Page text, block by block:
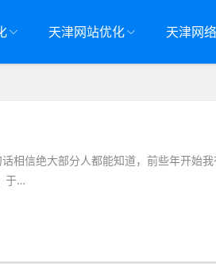
天津网站优化 天津网
相信绝大部分人都能知道，前些年开始
于…